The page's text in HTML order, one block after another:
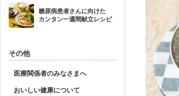
糖尿病患者さんに向けた
カンタン一週間献立レシピ
その他
医療関係者のみなさまへ
おいしい健康について